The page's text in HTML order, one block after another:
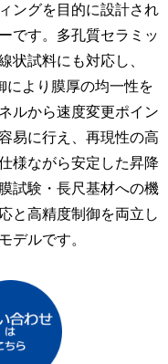
ングを目的に設計され
です。多孔質セラミッ
状試料にも対応し、
により膜厚の均一性を
ルから速度変更ポイン
易に行え、再現性の高
様ながら安定した昇降
試験・長尺基材への機
と高精度制御を両立し
デルです。